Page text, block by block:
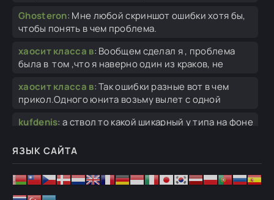
Ghosteron: Мне любой скриншот ошибки хотя бы,
чтобы понять в чем проблема.
хаосит класса в: Вообщем сделал я , проблема
была в том ,что я наверно один из краков, не
хаосит класса в:Так ошибки разные вот в чем
прикол.Одного юнита возьму вылет с одной
kufdenis:а ствол то какой шикарный у типа на фоне
Ghosteron:Привет. Скриншот ошибки.
хаосит класса в:Здравствуйте.У меня проблема я
установил мод вылетает при найме
ЯЗЫК САЙТА